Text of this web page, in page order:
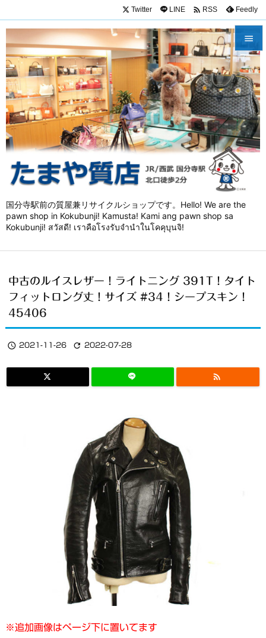
国分寺駅前の質屋兼リサイクルショップです。Hello! We are the
pawn shop in Kokubunji! Kamusta! Kami ang pawn shop sa
Kokubunji! สวัสดี! เราคือโรงรับจำนำในโคคุบุนจิ!


メニュ

サイド

前へ


Twitter LINE  RSS Feedly
中古のルイスレザー！ライトニング 391T！タイト
フィットロング丈！サイズ #34！シープスキン！
45406
 2021-11-26  2022-07-28

※追加画像はページ下に置いてます